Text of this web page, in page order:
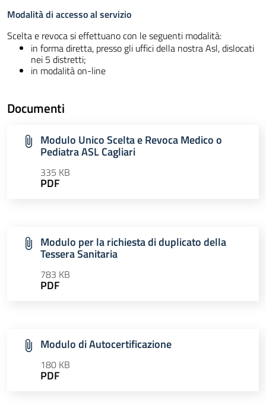
Modalità di accesso al servizio
Scelta e revoca si effettuano con le seguenti modalità:
in forma diretta, presso gli uffici della nostra Asl, dislocati
nei 5 distretti;
in modalità on-line
Documenti
Modulo Unico Scelta e Revoca Medico o
Pediatra ASL Cagliari
335 KB
PDF
Modulo per la richiesta di duplicato della
Tessera Sanitaria
783 KB
PDF
Modulo di Autocertificazione
180 KB
PDF